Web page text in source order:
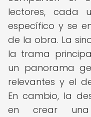
lectores, cada
específico y se
de la obra. La
la trama
un panorama
relevantes y el
En cambio, la
en crear una